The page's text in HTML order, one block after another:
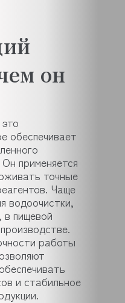
он
обеспечивает
применяется
точные
Чаще
водоочистки,
в пищевой
работы
и стабильное